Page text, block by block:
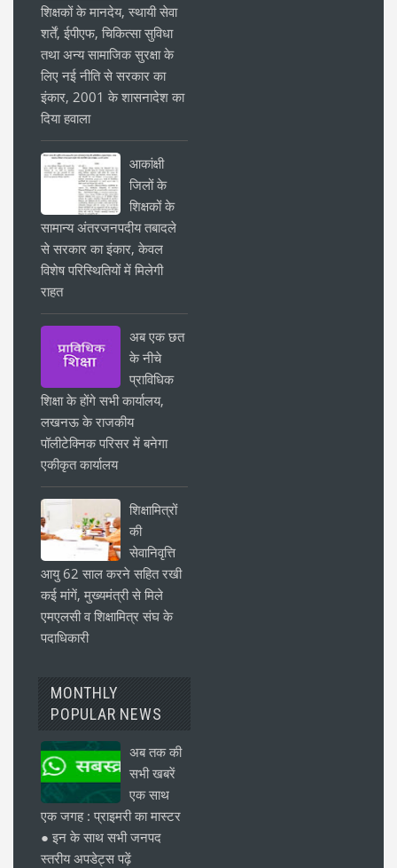
शिक्षकों के मानदेय, स्थायी सेवा
शर्तें, ईपीएफ, चिकित्सा सुविधा
तथा अन्य सामाजिक सुरक्षा के
लिए नई नीति से सरकार का
इंकार, 2001 के शासनादेश का
दिया हवाला
आकांक्षी
जिलों के
शिक्षकों के
सामान्य अंतरजनपदीय तबादले
से सरकार का इंकार, केवल
विशेष परिस्थितियों में मिलेगी
राहत
अब एक छत
के नीचे
प्राविधिक
शिक्षा के होंगे सभी कार्यालय,
लखनऊ के राजकीय
पॉलीटेक्निक परिसर में बनेगा
एकीकृत कार्यालय
शिक्षामित्रों
की
सेवानिवृत्ति
आयु 62 साल करने सहित रखी
कई मांगें, मुख्यमंत्री से मिले
एमएलसी व शिक्षामित्र संघ के
पदाधिकारी
MONTHLY
POPULAR NEWS
अब तक की
सभी खबरें
एक साथ
एक जगह : प्राइमरी का मास्टर
● इन के साथ सभी जनपद
स्तरीय अपडेट्स पढ़ें